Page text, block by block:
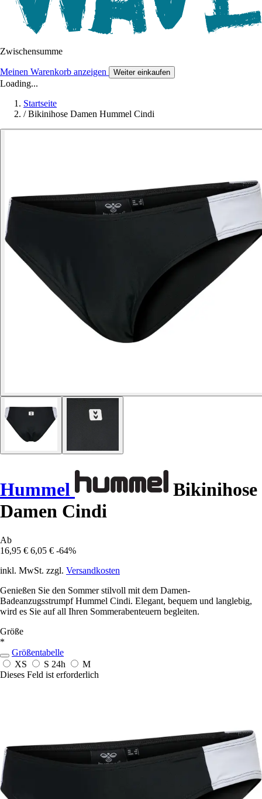
Zwischensumme
Meinen Warenkorb anzeigen Weiter einkaufen
Loading...
Startseite
/ Bikinihose Damen Hummel Cindi
Hummel
Bikinihose
Damen Cindi
Ab
16,95 € 6,05 € -64%
inkl. MwSt. zzgl. Versandkosten
Genießen Sie den Sommer stilvoll mit dem Damen-
Badeanzugsstrumpf Hummel Cindi. Elegant, bequem und langlebig,
wird es Sie auf all Ihren Sommerabenteuern begleiten.
Größe
*
Größentabelle
XS
S 24h
M
Dieses Feld ist erforderlich